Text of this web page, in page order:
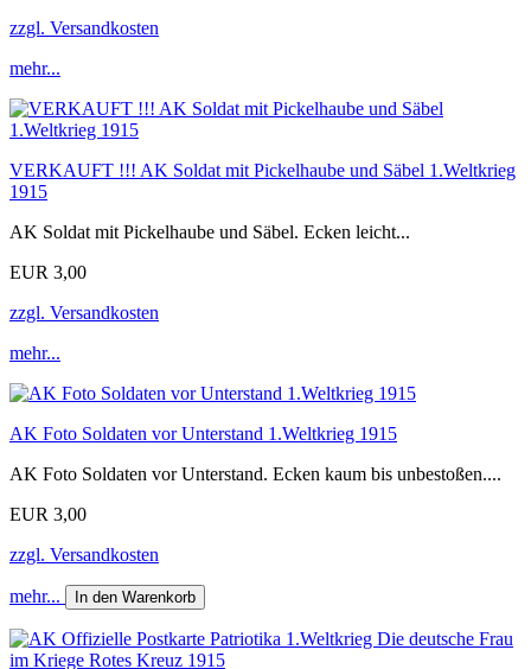
zzgl. Versandkosten
mehr...
VERKAUFT !!! AK Soldat mit Pickelhaube und Säbel 1.Weltkrieg
1915
AK Soldat mit Pickelhaube und Säbel. Ecken leicht...
EUR 3,00
zzgl. Versandkosten
mehr...
AK Foto Soldaten vor Unterstand 1.Weltkrieg 1915
AK Foto Soldaten vor Unterstand. Ecken kaum bis unbestoßen....
EUR 3,00
zzgl. Versandkosten
mehr... In den Warenkorb